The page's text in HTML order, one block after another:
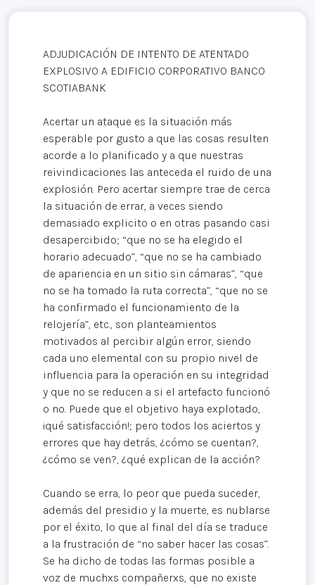
ADJUDICACIÓN DE INTENTO DE ATENTADO
EXPLOSIVO A EDIFICIO CORPORATIVO BANCO
SCOTIABANK
Acertar un ataque es la situación más
esperable por gusto a que las cosas resulten
acorde a lo planificado y a que nuestras
reivindicaciones las anteceda el ruido de una
explosión. Pero acertar siempre trae de cerca
la situación de errar, a veces siendo
demasiado explicito o en otras pasando casi
desapercibido; “que no se ha elegido el
horario adecuado”, “que no se ha cambiado
de apariencia en un sitio sin cámaras”, “que
no se ha tomado la ruta correcta”, “que no se
ha confirmado el funcionamiento de la
relojería”, etc., son planteamientos
motivados al percibir algún error, siendo
cada uno elemental con su propio nivel de
influencia para la operación en su integridad
y que no se reducen a si el artefacto funcionó
o no. Puede que el objetivo haya explotado,
¡qué satisfacción!; pero todos los aciertos y
errores que hay detrás, ¿cómo se cuentan?,
¿cómo se ven?, ¿qué explican de la acción?
Cuando se erra, lo peor que pueda suceder,
además del presidio y la muerte, es nublarse
por el éxito, lo que al final del día se traduce
a la frustración de “no saber hacer las cosas”.
Se ha dicho de todas las formas posible a
voz de muchxs compañerxs, que no existe